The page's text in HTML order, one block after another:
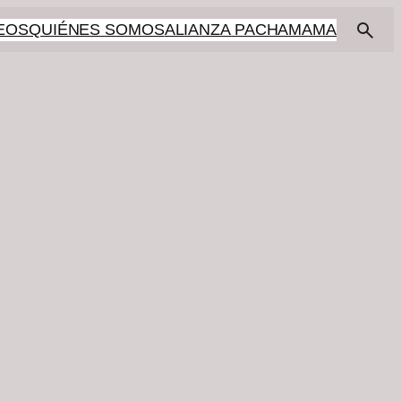
QUIÉNES SOMOSALIANZA PACHAMAMA